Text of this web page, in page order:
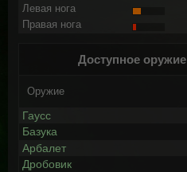
Левая нога
Правая нога
Доступное оружие
Оружие
Гаусс
Базука
Арбалет
Дробовик